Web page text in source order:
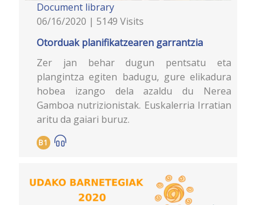
Document library
06/16/2020 | 5149 Visits
Otorduak planifikatzearen garrantzia
Zer jan behar dugun pentsatu eta
plangintza egiten badugu, gure elikadura
hobea izango dela azaldu du Nerea
Gamboa nutrizionistak. Euskalerria Irratian
aritu da gaiari buruz.
B1